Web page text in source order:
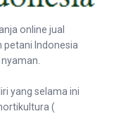
online jual
petani Indonesia
yang selama ini
(